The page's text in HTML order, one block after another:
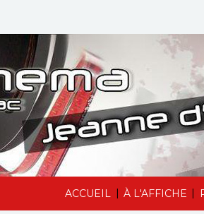
ACCUEIL | À L'AFFICHE |